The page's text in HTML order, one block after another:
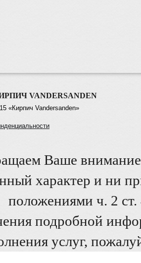
VANDERSANDEN
«Кирпич Vandersanden»
Ваше внимание
характер и ни
положениями ч. 2
подробной
услуг,